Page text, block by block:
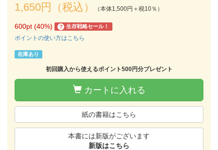
1,650円（税込） （本体1,500円＋税10％）
600pt (40%) ? 生存戦略セール！
ポイントの使い方はこちら
在庫あり
初回購入から使えるポイント500円分プレゼント
カートに入れる
紙の書籍はこちら
本書には新版がございます
新版はこちら